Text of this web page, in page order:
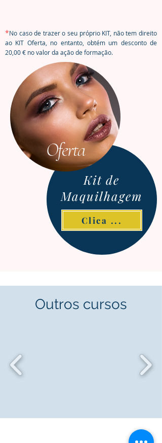
*No caso de trazer o seu próprio KIT, não tem direito
ao KIT Oferta, no entanto, obtém um desconto de
20,00 € no valor da ação de formação.
Kit de
Maquilhagem
Oferta
Clica ...
Outros cursos